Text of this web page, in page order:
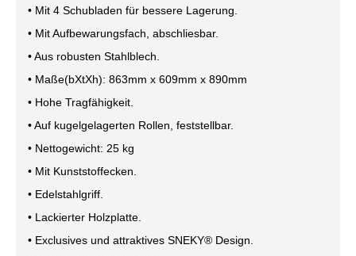
• Mit 4 Schubladen für bessere Lagerung.
• Mit Aufbewarungsfach, abschliesbar.
• Aus robusten Stahlblech.
• Maße(bXtXh): 863mm x 609mm x 890mm
• Hohe Tragfähigkeit.
• Auf kugelgelagerten Rollen, feststellbar.
• Nettogewicht: 25 kg
• Mit Kunststoffecken.
• Edelstahlgriff.
• Lackierter Holzplatte.
• Exclusives und attraktives SNEKY® Design.